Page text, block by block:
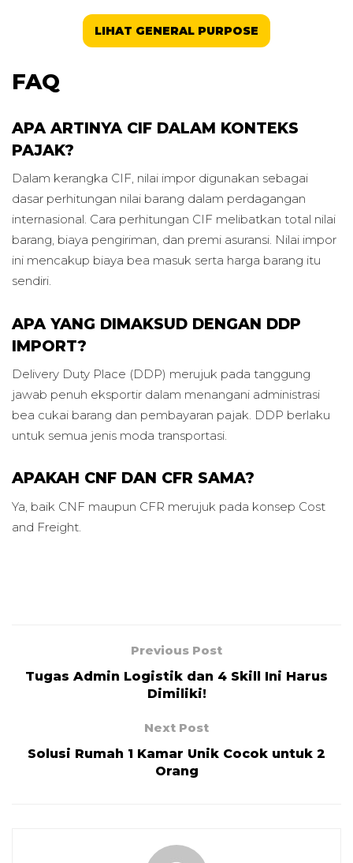
LIHAT GENERAL PURPOSE
FAQ
APA ARTINYA CIF DALAM KONTEKS
PAJAK?
Dalam kerangka CIF, nilai impor digunakan sebagai
dasar perhitungan nilai barang dalam perdagangan
internasional. Cara perhitungan CIF melibatkan total nilai
barang, biaya pengiriman, dan premi asuransi. Nilai impor
ini mencakup biaya bea masuk serta harga barang itu
sendiri.
APA YANG DIMAKSUD DENGAN DDP
IMPORT?
Delivery Duty Place (DDP) merujuk pada tanggung
jawab penuh eksportir dalam menangani administrasi
bea cukai barang dan pembayaran pajak. DDP berlaku
untuk semua jenis moda transportasi.
APAKAH CNF DAN CFR SAMA?
Ya, baik CNF maupun CFR merujuk pada konsep Cost
and Freight.
Previous Post
Tugas Admin Logistik dan 4 Skill Ini Harus
Dimiliki!
Next Post
Solusi Rumah 1 Kamar Unik Cocok untuk 2
Orang